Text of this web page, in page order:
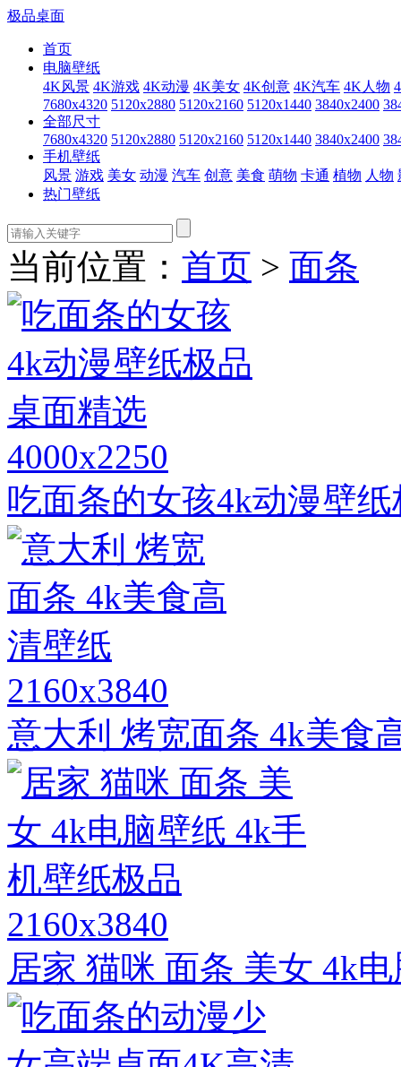
极品桌面
首页
电脑壁纸
4K风景 4K游戏 4K动漫 4K美女 4K创意 4K汽车 4K人物
7680x4320 5120x2880 5120x2160 5120x1440 3840x2400
全部尺寸
7680x4320 5120x2880 5120x2160 5120x1440 3840x2400
手机壁纸
风景 游戏 美女 动漫 汽车 创意 美食 萌物 卡通 植物 人物
热门壁纸
当前位置： 首页 > 面条
4000x2250
吃面条的女孩4k动漫壁
2160x3840
意大利 烤宽面条 4k美食
2160x3840
居家 猫咪 面条 美女 4k